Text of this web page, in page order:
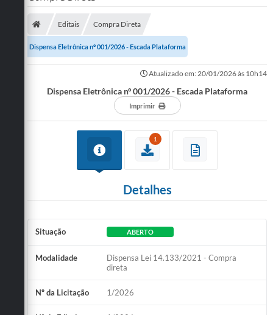
ÁGUA
COMPRAS E LICITAÇÕES
Editais Compra Direta
Dispensa Eletrônica nº 001/2026 - Escada Plataforma
Atualizado em: 20/01/2026 às 10h14
Dispensa Eletrônica nº 001/2026 - Escada Plataforma
Imprimir
1
Detalhes
Situação ABERTO
Modalidade
Dispensa Lei 14.133/2021 - Compra
direta
Nº da Licitação 1/2026